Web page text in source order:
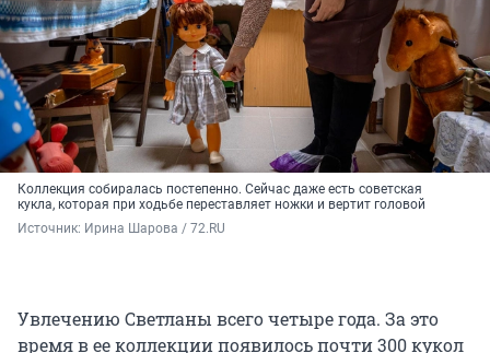
Коллекция собиралась постепенно. Сейчас даже есть советская
кукла, которая при ходьбе переставляет ножки и вертит головой
Источник: Ирина Шарова / 72.RU
Увлечению Светланы всего четыре года. За это
время в ее коллекции появилось почти 300 кукол